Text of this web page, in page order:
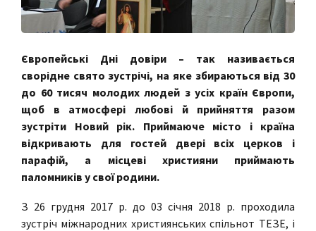
Європейські Дні довіри – так називається
сворідне свято зустрічі, на яке збираються від 30
до 60 тисяч молодих людей з усіх країн Європи,
щоб в атмосфері любові й прийняття разом
зустріти Новий рік. Приймаюче місто і країна
відкривають для гостей двері всіх церков і
парафій, а місцеві християни приймають
паломників у свої родини.
З 26 грудня 2017 р. до 03 січня 2018 р. проходила
зустріч міжнародних християнських спільнот ТЕЗЕ, і